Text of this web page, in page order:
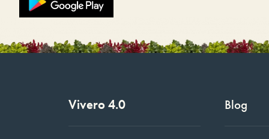
Vivero 4.0 Blog